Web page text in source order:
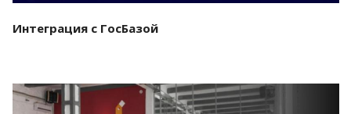
Интеграция с ГосБазой